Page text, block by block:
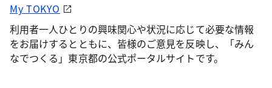
My TOKYO
利用者一人ひとりの興味関心や状況に応じて必要な情報
をお届けするとともに、皆様のご意見を反映し、「みん
なでつくる」東京都の公式ポータルサイトです。